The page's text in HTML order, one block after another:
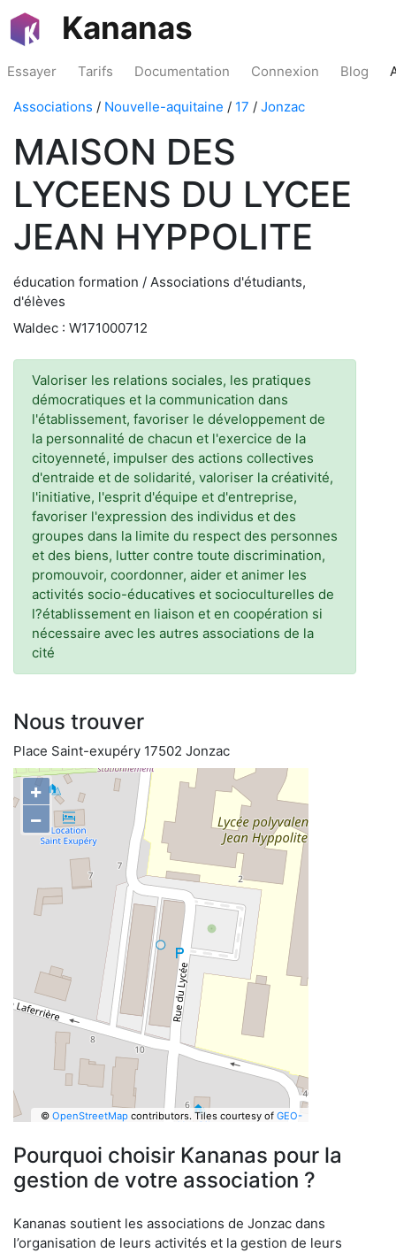
Kananas
Essayer Tarifs Documentation Connexion Blog
Associations / Nouvelle-aquitaine / 17 / Jonzac
MAISON DES
LYCEENS DU LYCEE
JEAN HYPPOLITE
éducation formation / Associations d'étudiants,
d'élèves
Waldec : W171000712
Valoriser les relations sociales, les pratiques
démocratiques et la communication dans
l'établissement, favoriser le développement de
la personnalité de chacun et l'exercice de la
citoyenneté, impulser des actions collectives
d'entraide et de solidarité, valoriser la créativité,
l'initiative, l'esprit d'équipe et d'entreprise,
favoriser l'expression des individus et des
groupes dans la limite du respect des personnes
et des biens, lutter contre toute discrimination,
promouvoir, coordonner, aider et animer les
activités socio-éducatives et socioculturelles de
l?établissement en liaison et en coopération si
nécessaire avec les autres associations de la
cité
Nous trouver
Place Saint-exupéry 17502 Jonzac
+
−
© OpenStreetMapcontributors. Tiles courtesy of GEO-
Pourquoi choisir Kananas pour la
gestion de votre association ?
Kananas soutient les associations de Jonzac dans
l’organisation de leurs activités et la gestion de leurs